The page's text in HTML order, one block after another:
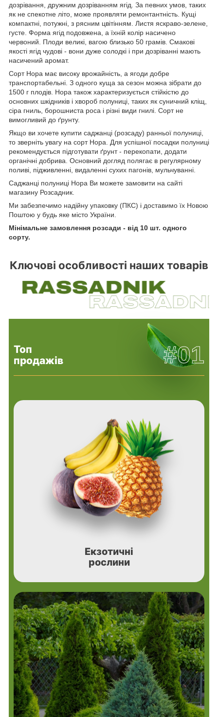
дозрівання, дружним дозріванням ягід. За певних умов, таких
як не спекотне літо, може проявляти ремонтантність. Кущі
компактні, потужні, з рясним цвітінням. Листя яскраво-зелене,
густе. Форма ягід подовжена, а їхній колір насичено
червоний. Плоди великі, вагою близько 50 грамів. Смакові
якості ягід чудові - вони дуже солодкі і при дозріванні мають
насичений аромат.
Сорт Нора має високу врожайність, а ягоди добре
транспортабельні. З одного куща за сезон можна зібрати до
1500 г плодів. Нора також характеризується стійкістю до
основних шкідників і хвороб полуниці, таких як суничний кліщ,
сіра гниль, борошниста роса і різні види гнилі. Сорт не
вимогливий до ґрунту.
Якщо ви хочете купити саджанці (розсаду) ранньої полуниці,
то зверніть увагу на сорт Нора. Для успішної посадки полуниці
рекомендується підготувати ґрунт - перекопати, додати
органічні добрива. Основний догляд полягає в регулярному
поливі, підживленні, видаленні сухих пагонів, мульчуванні.
Саджанці полуниці Нора Ви можете замовити на сайті
магазину Розсадник.
Ми забезпечимо надійну упаковку (ПКС) і доставимо їх Новою
Поштою у будь яке місто України.
Мінімальне замовлення розсади - від 10 шт. одного
сорту.
Ключові особливості наших товарів
Топ
продажів
#01
Екзотичні
рослини